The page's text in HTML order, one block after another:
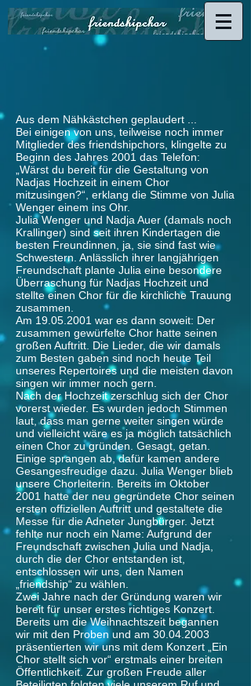
Aus dem Nähkästchen geplaudert ...
Bei einigen von uns, teilweise noch immer
Mitglieder des friendshipchors, klingelte zu
Beginn des Jahres 2001 das Telefon:
„Wärst du bereit für die Gestaltung von
Nadjas Hochzeit in einem Chor
mitzusingen?“, erklang die Stimme von Julia
Wenger einem ins Ohr.
Julia Wenger und Nadja Auer (damals noch
Krallinger) sind seit ihren Kindertagen die
besten Freundinnen, ja, sie sind fast wie
Schwestern. Anlässlich ihrer langjährigen
Freundschaft plante Julia eine besondere
Überraschung für Nadjas Hochzeit und
stellte einen Chor für die kirchliche Trauung
zusammen.
Am 19.05.2001 war es dann soweit: Der
zusammen gewürfelte Chor hatte seinen
großen Auftritt. Die Lieder, die wir damals
zum Besten gaben sind noch heute Teil
unseres Repertoires und die meisten davon
singen wir immer noch gern.
Nach der Hochzeit zerschlug sich der Chor
vorerst wieder. Es wurden jedoch Stimmen
laut, dass man gerne weiter singen würde
und vielleicht wäre es ja möglich tatsächlich
einen Chor zu gründen. Gesagt, getan.
Einige sprangen ab, dafür kamen andere
Gesangesfreudige dazu. Julia Wenger blieb
unsere Chorleiterin. Bereits im Oktober
2001 hatte der neu gegründete Chor seinen
ersten offiziellen Auftritt und gestaltete die
Messe für die Adneter Jungbürger. Jetzt
fehlte nur noch ein Name: Aufgrund der
Freundschaft zwischen Julia und Nadja,
durch die der Chor entstanden ist,
entschlossen wir uns, den Namen
„friendship“ zu wählen.
Zwei Jahre nach der Gründung waren wir
bereit für unser erstes richtiges Konzert.
Bereits um die Weihnachtszeit begannen
wir mit den Proben und am 30.04.2003
präsentierten wir uns mit dem Konzert „Ein
Chor stellt sich vor“ erstmals einer breiten
Öffentlichkeit. Zur großen Freude aller